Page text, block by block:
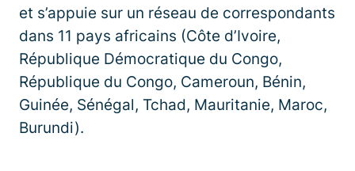
et s’appuie sur un réseau de correspondants
dans 11 pays africains (Côte d’Ivoire,
République Démocratique du Congo,
République du Congo, Cameroun, Bénin,
Guinée, Sénégal, Tchad, Mauritanie, Maroc,
Burundi).